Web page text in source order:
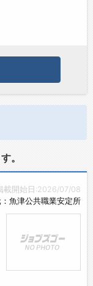
可能です。 富山県
を探している方
いね。
。
載開始日:2026/07/08
魚津公共職業安定所